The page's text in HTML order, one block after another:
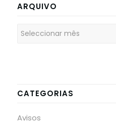
ARQUIVO
CATEGORIAS
Avisos